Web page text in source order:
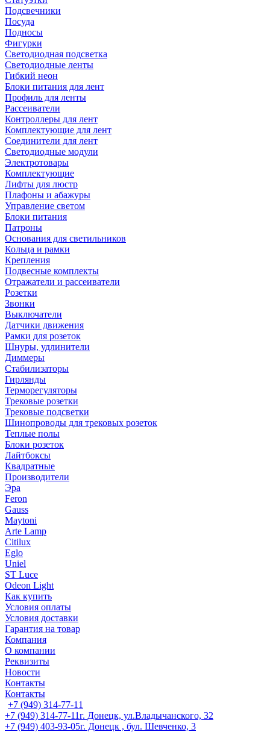
Подсвечники
Посуда
Подносы
Фигурки
Светодиодная подсветка
Светодиодные ленты
Гибкий неон
Блоки питания для лент
Профиль для ленты
Рассеиватели
Контроллеры для лент
Комплектующие для лент
Соединители для лент
Светодиодные модули
Электротовары
Комплектующие
Лифты для люстр
Плафоны и абажуры
Управление светом
Блоки питания
Патроны
Основания для светильников
Кольца и рамки
Крепления
Подвесные комплекты
Отражатели и рассеиватели
Розетки
Звонки
Выключатели
Датчики движения
Рамки для розеток
Шнуры, удлинители
Диммеры
Стабилизаторы
Гирлянды
Терморегуляторы
Трековые розетки
Трековые подсветки
Шинопроводы для трековых розеток
Теплые полы
Блоки розеток
Лайтбоксы
Квадратные
Производители
Эра
Feron
Gauss
Maytoni
Arte Lamp
Citilux
Eglo
Uniel
ST Luce
Odeon Light
Как купить
Условия оплаты
Условия доставки
Гарантия на товар
Компания
О компании
Реквизиты
Новости
Контакты
Контакты
+7 (949) 314-77-11
+7 (949) 314-77-11г. Донецк, ул.Владычанского, 32
+7 (949) 403-93-05г. Донецк , бул. Шевченко, 3